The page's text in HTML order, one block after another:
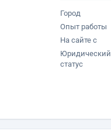
Город
Опыт работы
На сайте с
Юридический
статус